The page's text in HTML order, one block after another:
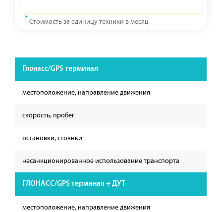
* Стоимость за единицу техники в месяц
Глонасс/GPS терминал
местоположение, направление движения
скорость, пробег
остановки, стоянки
несанкционированное использование транспорта
ГЛОНАСС/GPS терминал + ДУТ
местоположение, направление движения